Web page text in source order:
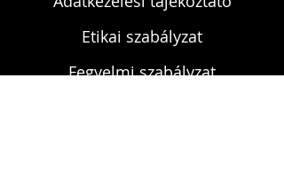
Etikai szabályzat
Fegyelmi szabályzat